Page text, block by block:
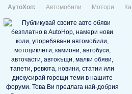
АутоХоп: Автомобили Мотори